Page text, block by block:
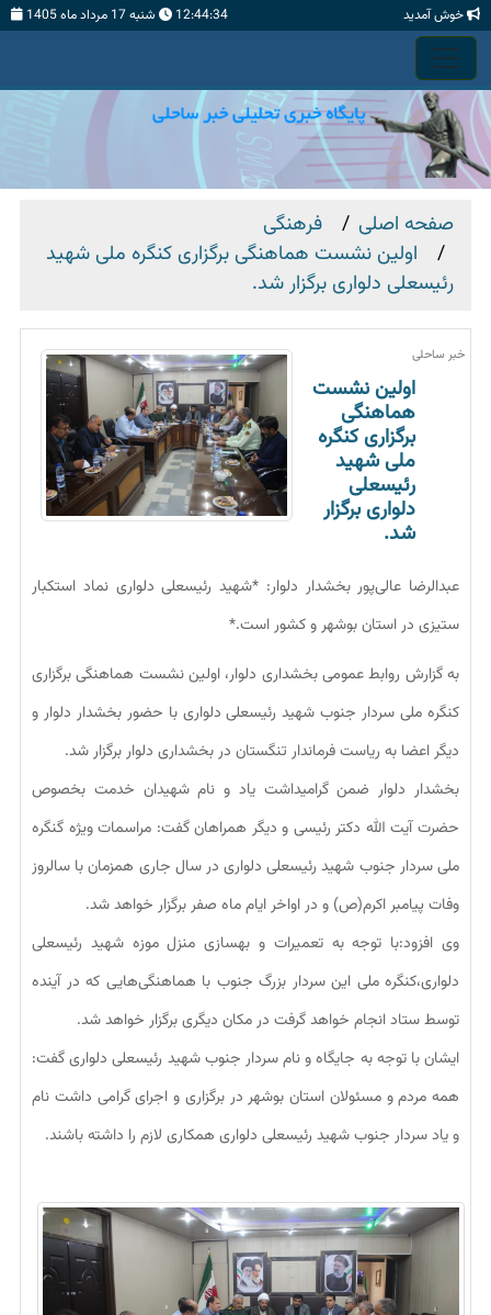
خوش آمدید 12:44:34 شنبه 17 مرداد ماه 1405
صفحه اصلی
فرهنگی
اولین نشست هماهنگی برگزاری کنگره ملی شهید
رئیسعلی دلواری برگزار شد.
خبر ساحلی
اولین نشست
هماهنگی
برگزاری کنگره
ملی شهید
رئیسعلی
دلواری برگزار
شد.
عبدالرضا عالی‌پور بخشدار دلوار: *شهید رئیسعلی دلواری نماد استکبار
ستیزی در استان بوشهر و کشور است.*
به گزارش روابط عمومی بخشداری دلوار، اولین نشست هماهنگی برگزاری
کنگره ملی سردار جنوب شهید رئیسعلی دلواری با حضور بخشدار دلوار و
دیگر اعضا به ریاست فرماندار تنگستان در بخشداری دلوار برگزار شد.
بخشدار دلوار ضمن گرامیداشت یاد و نام شهیدان خدمت بخصوص
حضرت آیت الله دکتر رئیسی و دیگر همراهان گفت: مراسمات ویژه گنگره
ملی سردار جنوب شهید رئیسعلی دلواری در سال جاری همزمان با سالروز
وفات پیامبر اکرم(ص) و در اواخر ایام ماه صفر برگزار خواهد شد.
وی افزود:با توجه به تعمیرات و بهسازی منزل موزه شهید رئیسعلی
دلواری،کنگره ملی این سردار بزرگ جنوب با هماهنگی‌هایی که در آینده
توسط ستاد انجام خواهد گرفت در مکان دیگری برگزار خواهد شد.
ایشان با توجه به جایگاه و نام سردار جنوب شهید رئیسعلی دلواری گفت:
همه مردم و مسئولان استان بوشهر در برگزاری و اجرای گرامی داشت نام
و یاد سردار جنوب شهید رئیسعلی دلواری همکاری لازم را داشته باشند.